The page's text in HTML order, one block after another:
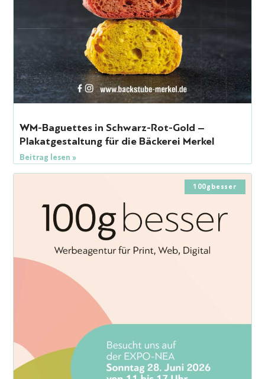
WM-Baguettes in Schwarz-Rot-Gold –
Plakatgestaltung für die Bäckerei Merkel
Beitrag lesen »
100gbesser